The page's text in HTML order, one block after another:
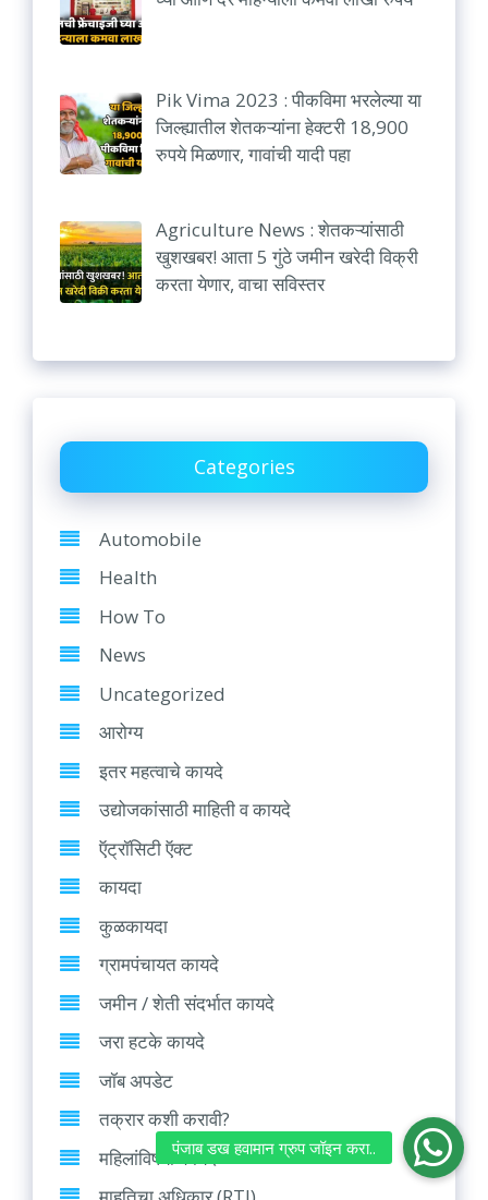
Pik Vima 2023 : पीकविमा भरलेल्या या
जिल्ह्यातील शेतकऱ्यांना हेक्टरी 18,900
रुपये मिळणार, गावांची यादी पहा
Agriculture News : शेतकऱ्यांसाठी
खुशखबर! आता 5 गुंठे जमीन खरेदी विक्री
करता येणार, वाचा सविस्तर
Categories
Automobile
Health
How To
News
Uncategorized
आरोग्य
इतर महत्वाचे कायदे
उद्योजकांसाठी माहिती व कायदे
ऍट्रॉसिटी ऍक्ट
कायदा
कुळकायदा
ग्रामपंचायत कायदे
जमीन / शेती संदर्भात कायदे
जरा हटके कायदे
जॉब अपडेट
तक्रार कशी करावी?
महिलांविषयी कायदे